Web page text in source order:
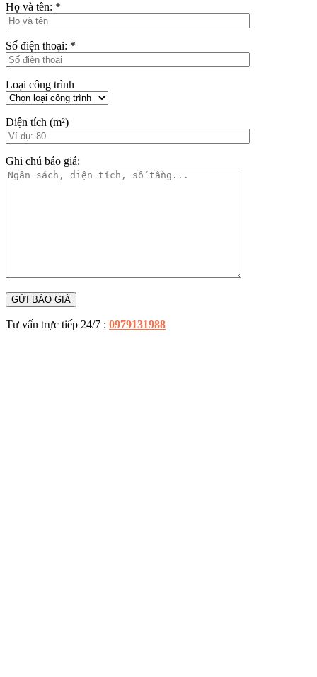
Họ và tên: *
Số điện thoại: *
Loại công trình
Diện tích (m²)
Ghi chú báo giá:
Tư vấn trực tiếp 24/7 : 0979131988